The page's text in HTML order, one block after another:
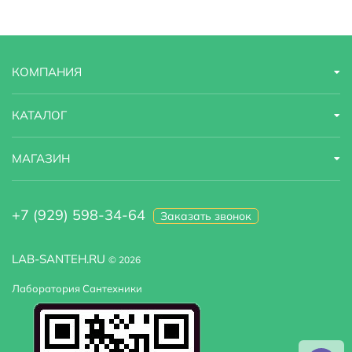
Установка над стиральную машину :
LAB-SANTEH.RU © 2026
Лаборатория Сантехники
КОМПАНИЯ
КАТАЛОГ
МАГАЗИН
+7 (929) 598-34-64 Заказать звонок